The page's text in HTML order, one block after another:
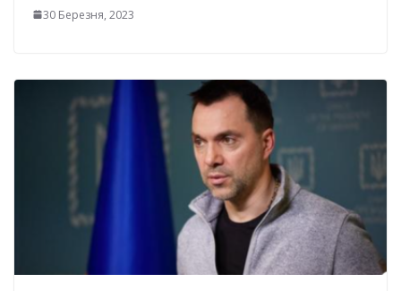
30 Березня, 2023